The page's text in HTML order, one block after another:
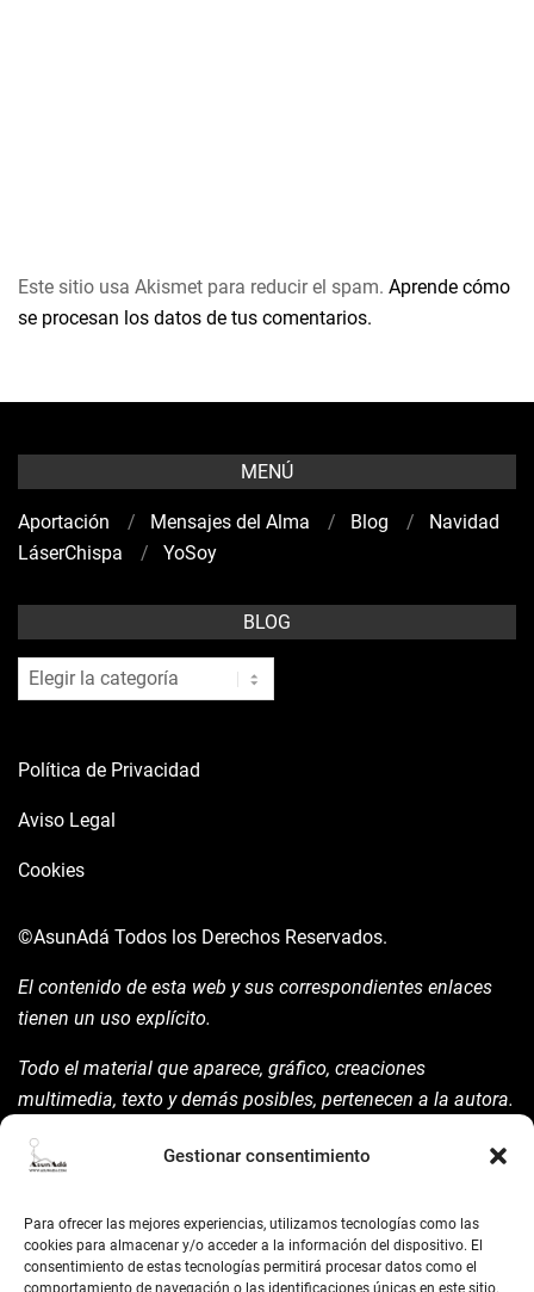
Gestionar consentimiento
Para ofrecer las mejores experiencias, utilizamos tecnologías como las
cookies para almacenar y/o acceder a la información del dispositivo. El
consentimiento de estas tecnologías permitirá procesar datos como el
comportamiento de navegación o las identificaciones únicas en este sitio.
Este sitio usa Akismet para reducir el spam. Aprende cómo
se procesan los datos de tus comentarios.
MENÚ
Aportación Mensajes del Alma Blog
Navidad
LáserChispa
YoSoy
BLOG
blog
Política de Privacidad
Aviso Legal
Cookies
©AsunAdá Todos los Derechos Reservados.
El contenido de esta web y sus correspondientes enlaces
tienen un uso explícito.
Todo el material que aparece, gráfico, creaciones
multimedia, texto y demás posibles, pertenecen a la autora.
la mism para ello.
Siempre habrá de nombrarla y reconocer pues su autoría
©AsunAdá ​Gracias.